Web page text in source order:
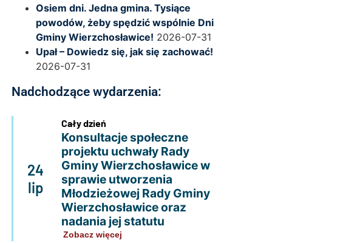
Osiem dni. Jedna gmina. Tysiące
powodów, żeby spędzić wspólnie Dni
Gminy Wierzchosławice! 2026-07-31
Upał – Dowiedz się, jak się zachować!
2026-07-31
Nadchodzące wydarzenia:
24
lip
Cały dzień
Konsultacje społeczne
projektu uchwały Rady
Gminy Wierzchosławice w
sprawie utworzenia
Młodzieżowej Rady Gminy
Wierzchosławice oraz
nadania jej statutu
Zobacz więcej